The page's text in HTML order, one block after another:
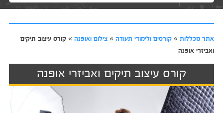
אתר מכללות» קורסים ולימודי תעודה» צילום ואופנה» קורס עיצוב תיקים
ואביזרי אופנה
קורס עיצוב תיקים ואביזרי אופנה